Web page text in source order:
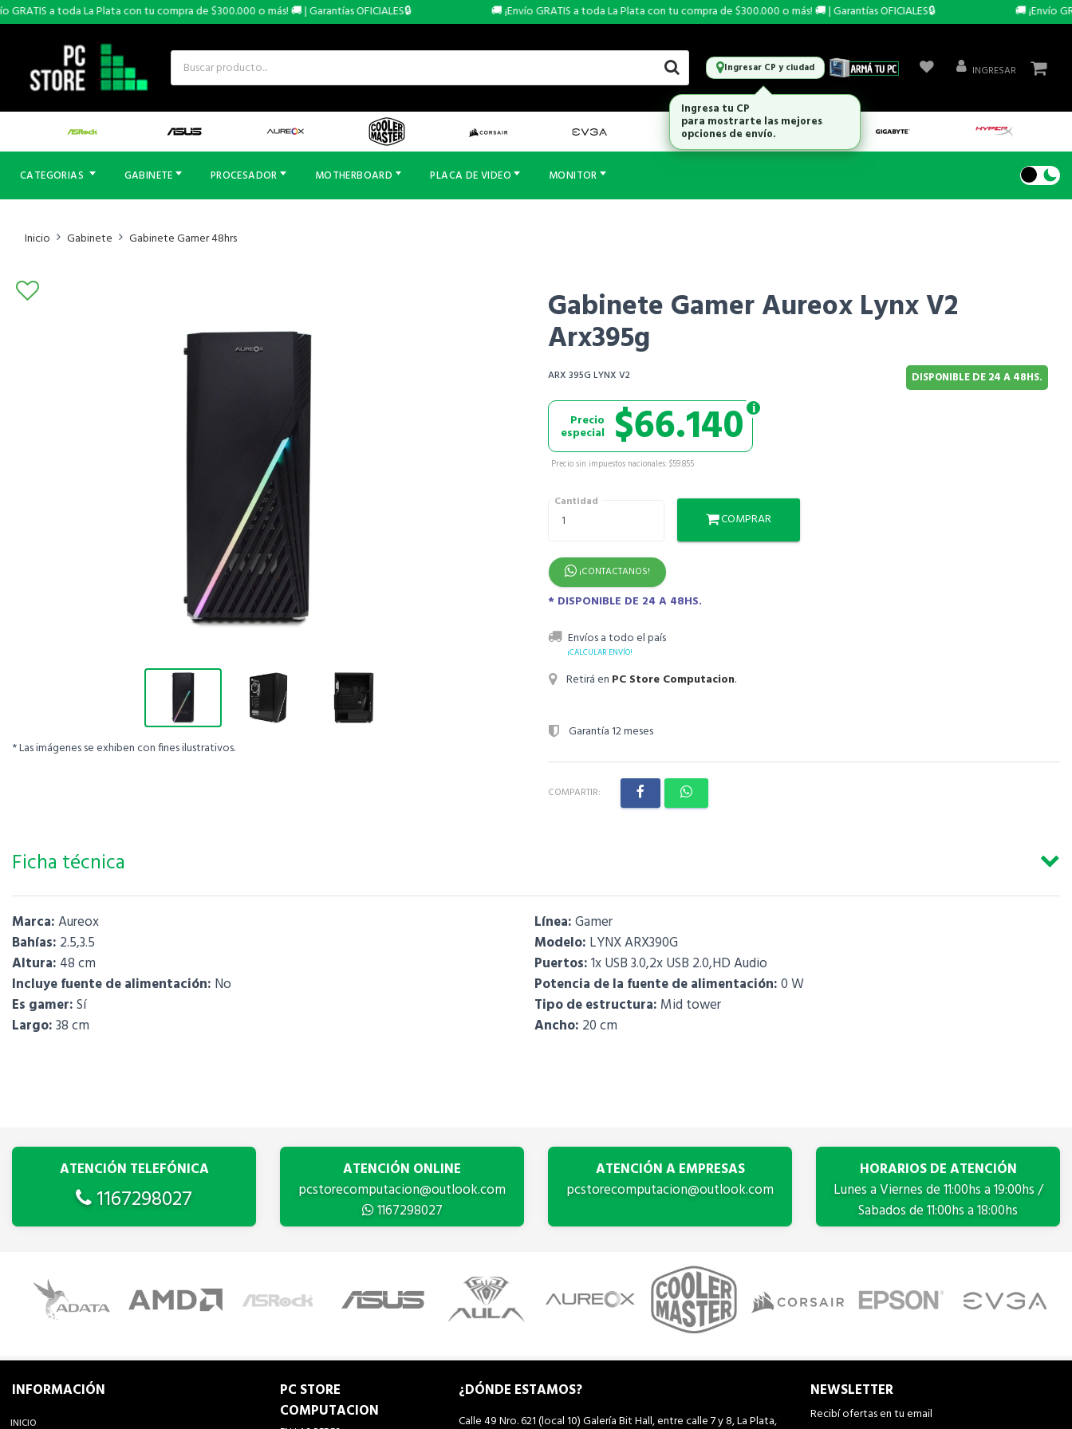
a toda La Plata con tu compra de $300.000 o más! 🚚 | Garantías OFICIALES🔒 🚚 ¡Envío GRATIS a toda La Plata con tu compra de $300.000 o más! 🚚 | Garantías OFICIALES🔒 🚚 ¡Envío
Ingresar CP y ciudad INGRESAR
CATEGORIAS GABINETE PROCESADOR MOTHERBOARD PLACA DE VIDEO MONITOR
Inicio Gabinete Gabinete Gamer 48hrs
* Las imágenes se exhiben con fines ilustrativos.
Gabinete Gamer Aureox Lynx V2
Arx395g
ARX 395G LYNX V2 DISPONIBLE DE 24 A 48HS.
$66.140
Precio
especial
Precio sin impuestos nacionales: $59.855
Cantidad
COMPRAR
¡CONTACTANOS!
* DISPONIBLE DE 24 A 48HS.
Envíos a todo el país
¡CALCULAR ENVÍO!
Retirá en PC Store Computacion.
Garantía 12 meses
COMPARTIR:
Ficha técnica
Marca:Aureox
Bahías: 2.5,3.5
Altura: 48 cm
Incluye fuente de alimentación: No
Es gamer:Sí
Largo:38 cm
Línea:Gamer
Modelo: LYNX ARX390G
Puertos:1x USB 3.0,2x USB 2.0,HD Audio
Potencia de la fuente de alimentación:0 W
Tipo de estructura: Mid tower
Ancho: 20 cm
ATENCIÓN TELEFÓNICA
1167298027
ATENCIÓN ONLINE
pcstorecomputacion@outlook.com
1167298027
ATENCIÓN A EMPRESAS
pcstorecomputacion@outlook.com
HORARIOS DE ATENCIÓN
Lunes a Viernes de 11:00hs a 19:00hs /
Sabados de 11:00hs a 18:00hs
INFORMACIÓN
INICIO
PC STORE
COMPUTACION
¿DÓNDE ESTAMOS?
Calle 49 Nro. 621 (local 10) Galería Bit Hall, entre calle 7 y 8, La Plata,
NEWSLETTER
Recibí ofertas en tu email
Ingresa tu CP
para mostrarte las mejores
opciones de envío.